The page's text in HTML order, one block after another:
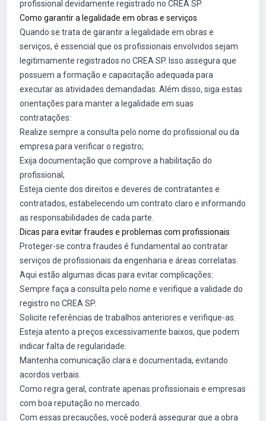
profissional devidamente registrado no CREA SP.
Como garantir a legalidade em obras e serviços
Quando se trata de garantir a legalidade em obras e
serviços, é essencial que os profissionais envolvidos sejam
legitimamente registrados no CREA SP. Isso assegura que
possuem a formação e capacitação adequada para
executar as atividades demandadas. Além disso, siga estas
orientações para manter a legalidade em suas
contratações:
Realize sempre a consulta pelo nome do profissional ou da
empresa para verificar o registro;
Exija documentação que comprove a habilitação do
profissional;
Esteja ciente dos direitos e deveres de contratantes e
contratados, estabelecendo um contrato claro e informando
as responsabilidades de cada parte.
Dicas para evitar fraudes e problemas com profissionais
Proteger-se contra fraudes é fundamental ao contratar
serviços de profissionais da engenharia e áreas correlatas.
Aqui estão algumas dicas para evitar complicações:
Sempre faça a consulta pelo nome e verifique a validade do
registro no CREA SP.
Solicite referências de trabalhos anteriores e verifique-as.
Esteja atento a preços excessivamente baixos, que podem
indicar falta de regularidade.
Mantenha comunicação clara e documentada, evitando
acordos verbais.
Como regra geral, contrate apenas profissionais e empresas
com boa reputação no mercado.
Com essas precauções, você poderá assegurar que a obra